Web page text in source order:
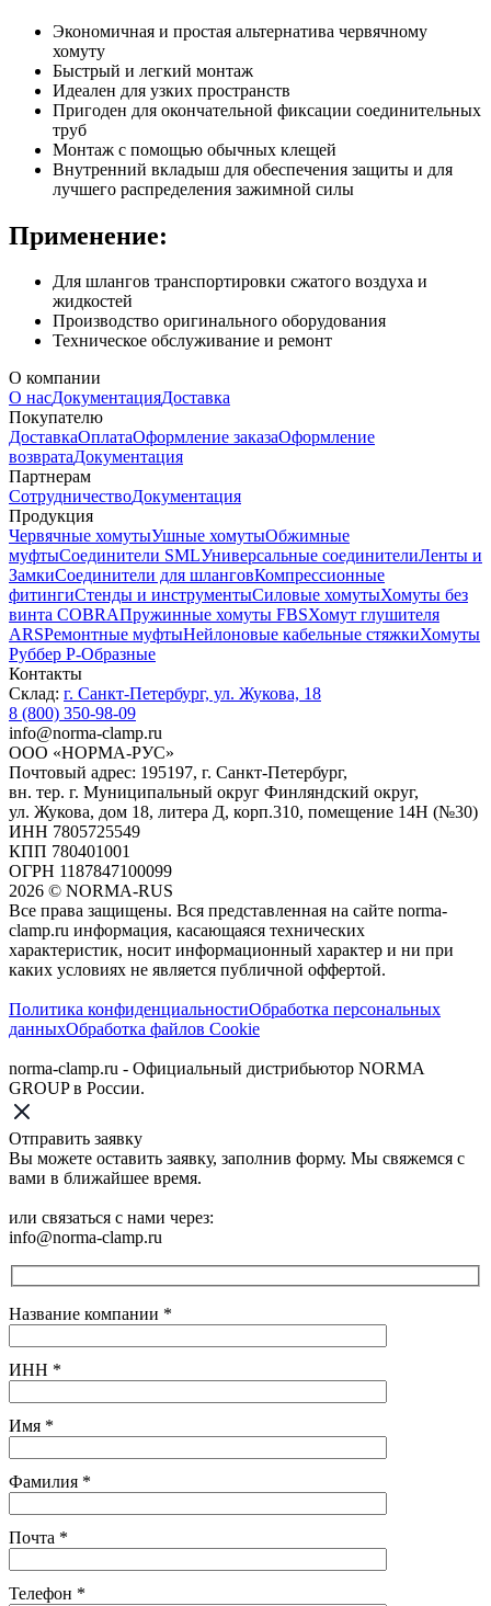
Экономичная и простая альтернатива червячному
хомуту
Быстрый и легкий монтаж
Идеален для узких пространств
Пригоден для окончательной фиксации соединительных
труб
Монтаж с помощью обычных клещей
Внутренний вкладыш для обеспечения защиты и для
лучшего распределения зажимной силы
Применение:
Для шлангов транспортировки сжатого воздуха и
жидкостей
Производство оригинального оборудования
Техническое обслуживание и ремонт
О компании
О насДокументацияДоставка
Покупателю
ДоставкаОплатаОформление заказаОформление
возвратаДокументация
Партнерам
СотрудничествоДокументация
Продукция
Червячные хомутыУшные хомутыОбжимные
муфтыСоединители SMLУниверсальные соединителиЛенты и
ЗамкиСоединители для шланговКомпрессионные
фитингиСтенды и инструментыСиловые хомутыХомуты без
винта COBRAПружинные хомуты FBSХомут глушителя
ARSРемонтные муфтыНейлоновые кабельные стяжкиХомуты
Руббер Р-Образные
Контакты
Склад: г. Санкт-Петербург, ул. Жукова, 18
8 (800) 350-98-09
info@norma-clamp.ru
ООО «НОРМА-РУС»
Почтовый адрес: 195197, г. Санкт-Петербург,
вн. тер. г. Муниципальный округ Финляндский округ,
ул. Жукова, дом 18, литера Д, корп.310, помещение 14Н (№30)
ИНН 7805725549
КПП 780401001
ОГРН 1187847100099
2026 © NORMA-RUS
Все права защищены. Вся представленная на сайте norma-
clamp.ru информация, касающаяся технических
характеристик, носит информационный характер и ни при
каких условиях не является публичной оффертой.‍
Политика конфиденциальностиОбработка персональных
данныхОбработка файлов Cookie
norma-clamp.ru - Официальный дистрибьютор NORMA
GROUP в России.
Отправить заявку
Вы можете оставить заявку, заполнив форму. Мы свяжемся с
вами в ближайшее время.
или связаться с нами через:
info@norma-clamp.ru
Название компании *
ИНН *
Имя *
Фамилия *
Почта *
Телефон *